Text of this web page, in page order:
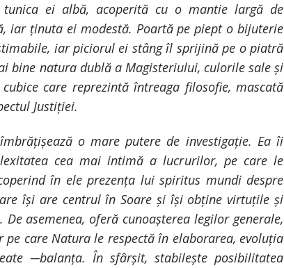
ei albă, acoperită cu o mantie largă de
iar ținuta ei modestă. Poartă pe piept o bijuterie
iar piciorul ei stâng îl sprijină pe o piatră
bine natura dublă a Magisteriului, culorile sale și
care reprezintă întreaga filosofie, mascată
Justiției.
o mare putere de investigație. Ea îi
cea mai intimă a lucrurilor, pe care le
în ele prezența lui spiritus mundidespre
își are centrul în Soare și își obține virtuțile și
asemenea, oferă cunoașterea legilor generale,
care Natura le respectă în elaborarea, evoluția
─balanța. În sfârșit, stabilește posibilitatea